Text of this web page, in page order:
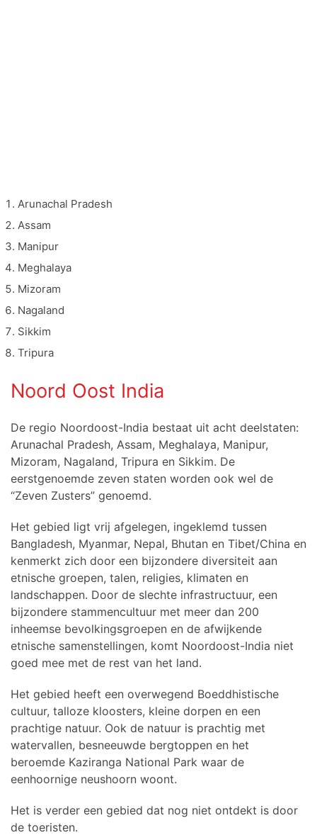
Arunachal Pradesh
Assam
Manipur
Meghalaya
Mizoram
Nagaland
Sikkim
Tripura
Noord Oost India
De regio Noordoost-India bestaat uit acht deelstaten:
Arunachal Pradesh, Assam, Meghalaya, Manipur,
Mizoram, Nagaland, Tripura en Sikkim. De
eerstgenoemde zeven staten worden ook wel de
“Zeven Zusters” genoemd.
Het gebied ligt vrij afgelegen, ingeklemd tussen
Bangladesh, Myanmar, Nepal, Bhutan en Tibet/China en
kenmerkt zich door een bijzondere diversiteit aan
etnische groepen, talen, religies, klimaten en
landschappen. Door de slechte infrastructuur, een
bijzondere stammencultuur met meer dan 200
inheemse bevolkingsgroepen en de afwijkende
etnische samenstellingen, komt Noordoost-India niet
goed mee met de rest van het land.
Het gebied heeft een overwegend Boeddhistische
cultuur, talloze kloosters, kleine dorpen en een
prachtige natuur. Ook de natuur is prachtig met
watervallen, besneeuwde bergtoppen en het
beroemde Kaziranga National Park waar de
eenhoornige neushoorn woont.
Het is verder een gebied dat nog niet ontdekt is door
de toeristen.